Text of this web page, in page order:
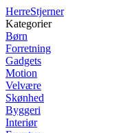
HerreStjerner
Kategorier
Børn
Forretning
Gadgets
Motion
Velvære
Skønhed
Byggeri
Interiør